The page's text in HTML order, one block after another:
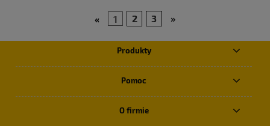
« 1 2 3 »
Produkty
Pomoc
O firmie